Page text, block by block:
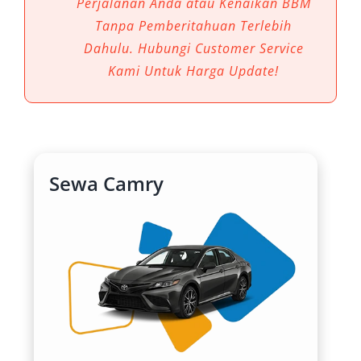
keperluan, baik untuk perjalanan bisnis, acara
resmi, hingga kebutuhan pribadi yang
memerlukan kenyamanan dan kesan
Salah satu alasan utama mengapa sewa mobil
Camry begitu diminati adalah kenyamanan
kabin dan kemewahan interiornya. Didesain
sebagai mobil mewah untuk perjalanan bisnis,
Camry menawarkan ruang kaki yang lega, jok
kulit ergonomis, sistem pendingin kabin yang
canggih, serta fitur hiburan lengkap. Dalam
kondisi lalu lintas Tegal yang bisa berubah-
Tanpa Pemberitahuan Terlebih
Dahulu. Hubungi Customer Service
Kami Untuk Harga Update!
Sewa Camry